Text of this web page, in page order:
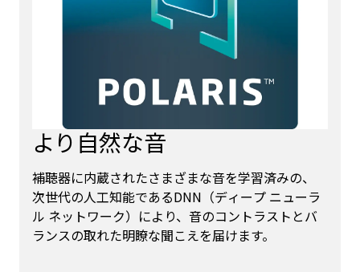
より自然な音
補聴器に内蔵されたさまざまな音を学習済みの、
次世代の人工知能であるDNN（ディープ ニューラ
ル ネットワーク）により、音のコントラストとバ
ランスの取れた明瞭な聞こえを届けます。